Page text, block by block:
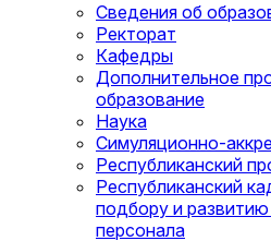
Сведения об
Ректорат
Кафедры
Дополнительное
образование
Наука
Симуляционно-
Республиканский
Республиканский
подбору и
персонала